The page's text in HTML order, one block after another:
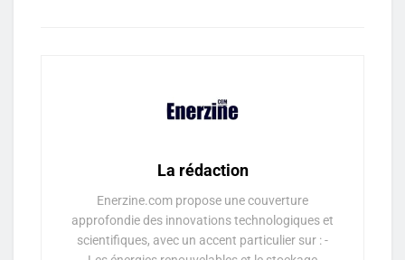
La rédaction
Enerzine.com propose une couverture
approfondie des innovations technologiques et
scientifiques, avec un accent particulier sur : -